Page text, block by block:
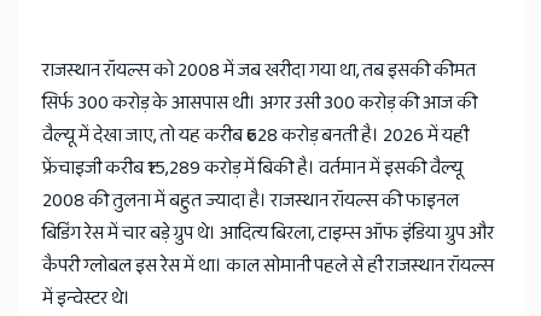
राजस्थान रॉयल्स को 2008 में जब खरीदा गया था, तब इसकी कीमत
सिर्फ 300 करोड़ के आसपास थी। अगर उसी 300 करोड़ की आज की
वैल्यू में देखा जाए, तो यह करीब ₹628 करोड़ बनती है। 2026 में यही
फ्रेंचाइजी करीब ₹15,289 करोड़ में बिकी है। वर्तमान में इसकी वैल्यू
2008 की तुलना में बहुत ज्यादा है। राजस्थान रॉयल्स की फाइनल
बिडिंग रेस में चार बड़े ग्रुप थे। आदित्य बिरला, टाइम्स ऑफ इंडिया ग्रुप और
कैपरी ग्लोबल इस रेस में था। काल सोमानी पहले से ही राजस्थान रॉयल्स
में इन्वेस्टर थे।